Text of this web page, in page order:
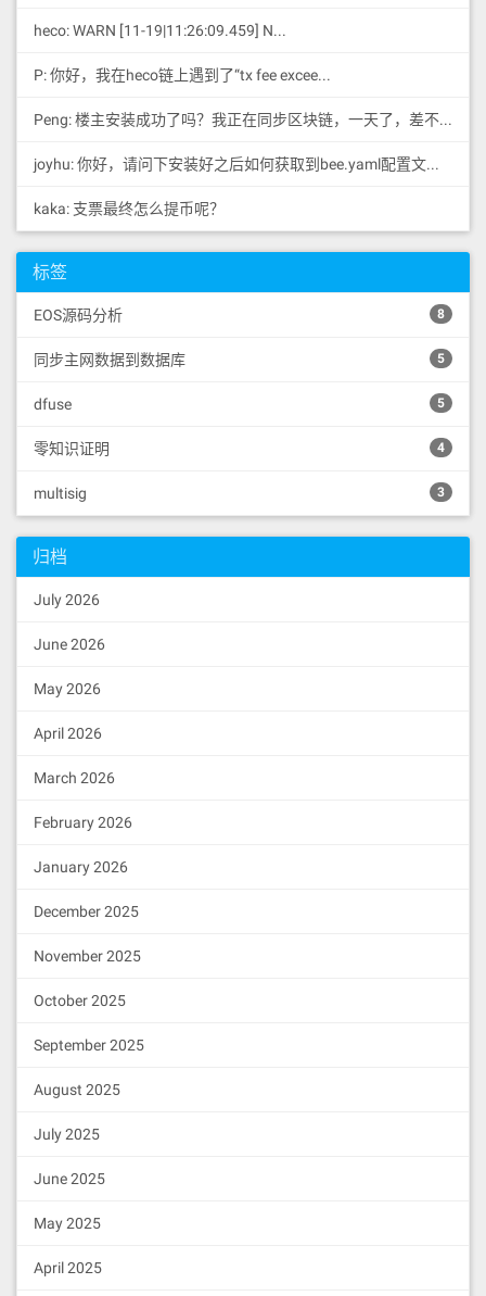
heco: WARN [11-19|11:26:09.459] N...
P: 你好，我在heco链上遇到了“tx fee excee...
Peng: 楼主安装成功了吗？我正在同步区块链，一天了，差不多才同...
joyhu: 你好，请问下安装好之后如何获取到bee.yaml配置文...
kaka: 支票最终怎么提币呢？
标签
EOS源码分析 8
同步主网数据到数据库 5
dfuse 5
零知识证明 4
multisig 3
归档
July 2026
June 2026
May 2026
April 2026
March 2026
February 2026
January 2026
December 2025
November 2025
October 2025
September 2025
August 2025
July 2025
June 2025
May 2025
April 2025